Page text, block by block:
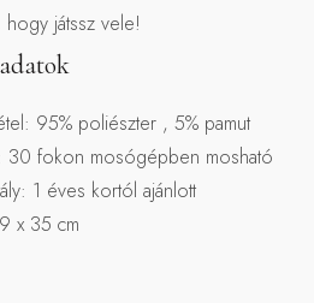
hogy játssz vele!
95% poliészter , 5% pamut
30 fokon mosógépben mosható
1 éves kortól ajánlott
x 35 cm